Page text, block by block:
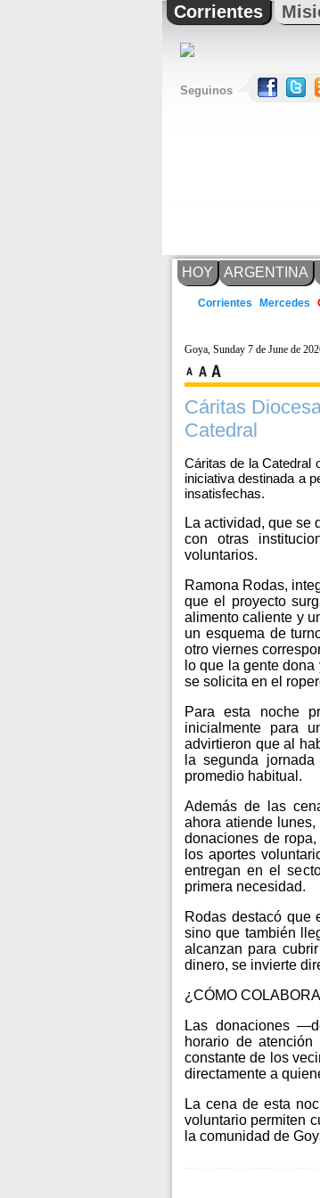
Corrientes
Seguinos
HOY ARGENTINA
Corrientes Mercedes
Goya, Sunday 7 de June de
Cáritas
Catedral
Cáritas de la Catedral
iniciativa destinada a
insatisfechas.
La actividad, que se
con otras
voluntarios.
Ramona Rodas,
que el proyecto
alimento caliente y
un esquema de
otro viernes
lo que la gente
se solicita en el
Para esta noche
inicialmente para
advirtieron que al
la segunda
promedio habitual.
Además de las
ahora atiende
donaciones de
los aportes
entregan en el
primera necesidad.
Rodas destacó que
sino que también
alcanzan para
dinero, se invierte
¿CÓMO
Las donaciones
horario de
constante de los
directamente a
La cena de esta
voluntario permiten
la comunidad de